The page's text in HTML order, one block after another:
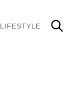
LIFESTYLE